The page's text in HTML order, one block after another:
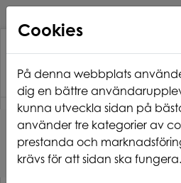
Hem Våra områden
Enånger
Cookies
På denna webbplats
dig en bättre
kunna utveckla sidan på
använder tre kategorier av
prestanda och
krävs för att sidan ska fungera.